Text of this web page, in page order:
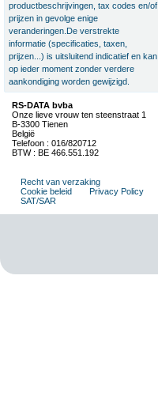
productbeschrijvingen, tax codes en/of
prijzen in gevolge enige
veranderingen.De verstrekte
informatie (specificaties, taxen,
prijzen...) is uitsluitend indicatief en kan
op ieder moment zonder verdere
aankondiging worden gewijzigd.
RS-DATA bvba
Onze lieve vrouw ten steenstraat 1
B-3300 Tienen
België
Telefoon : 016/820712
BTW : BE 466.551.192
Recht van verzaking
Cookie beleid
Privacy Policy
SAT/SAR